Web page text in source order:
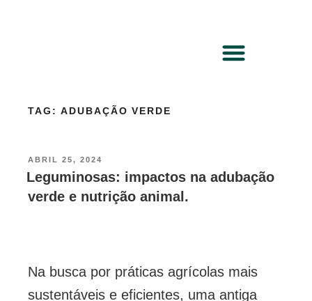
TAG: ADUBAÇÃO VERDE
ABRIL 25, 2024
Leguminosas: impactos na adubação
verde e nutrição animal.
Na busca por práticas agrícolas mais
sustentáveis e eficientes, uma antiga